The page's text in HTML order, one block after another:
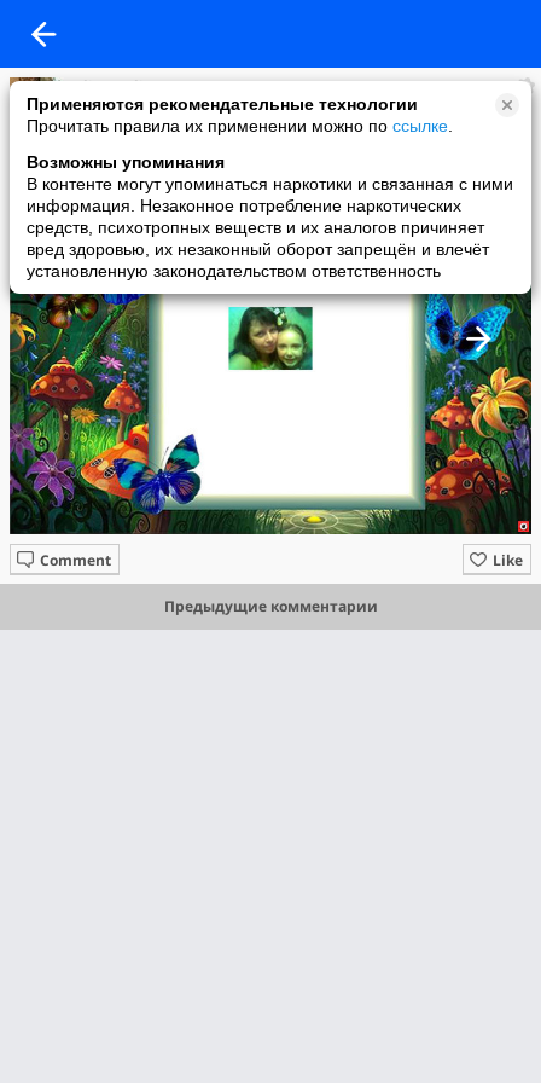
Применяются рекомендательные технологии
Прочитать правила их применении можно по ссылке
Возможны упоминания
В контенте могут упоминаться наркотики и связанная с ними
информация. Незаконное потребление наркотических
средств, психотропных веществ и их аналогов причиняет
вред здоровью, их незаконный оборот запрещён и влечёт
установленную законодательством ответственность
Uliana Uliana
added a photo
21 Apr в 10:19
Like
Comment
Предыдущие комментарии